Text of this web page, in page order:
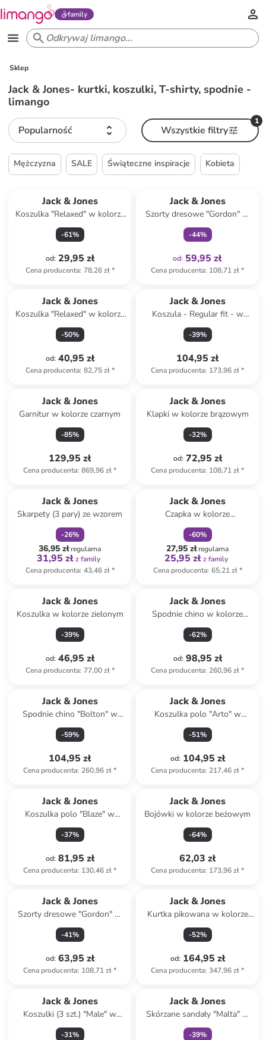
family
Sklep
Jack & Jones- kurtki, koszulki, T-shirty, spodnie -
limango
Popularność
1
Wszystkie filtry
Mężczyzna SALE Świąteczne inspiracje Kobieta
Jack & Jones
Koszulka "Relaxed" w kolorze
niebieskim
-61%
od: 29,95 zł
Cena producenta: 78,26 zł*
Jack & Jones
Szorty dresowe "Gordon" w
kolorze błękitnym
-44%
od: 59,95 zł
Cena producenta: 108,71 zł*
Jack & Jones
Koszulka "Relaxed" w kolorze
granatowym
-50%
od: 40,95 zł
Cena producenta: 82,75 zł*
Jack & Jones
Koszula - Regular fit - w
kolorze błękitnym
-39%
104,95 zł
Cena producenta: 173,96 zł*
Jack & Jones
Garnitur w kolorze czarnym
-85%
129,95 zł
Cena producenta: 869,96 zł*
Jack & Jones
Klapki w kolorze brązowym
-32%
od: 72,95 zł
Cena producenta: 108,71 zł*
Jack & Jones
Skarpety (3 pary) ze wzorem
-26%
36,95 złregularna
31,95 zł z family
Cena producenta: 43,46 zł*
Jack & Jones
Czapka w kolorze
granatowym
-60%
27,95 złregularna
25,95 zł z family
Cena producenta: 65,21 zł*
Jack & Jones
Koszulka w kolorze zielonym
-39%
od: 46,95 zł
Cena producenta: 77,00 zł*
Jack & Jones
Spodnie chino w kolorze
beżowym
-62%
od: 98,95 zł
Cena producenta: 260,96 zł*
Jack & Jones
Spodnie chino "Bolton" w
kolorze oliwkowym
-59%
104,95 zł
Cena producenta: 260,96 zł*
Jack & Jones
Koszulka polo "Arto" w
kolorze beżowym
-51%
od: 104,95 zł
Cena producenta: 217,46 zł*
Jack & Jones
Koszulka polo "Blaze" w
kolorze granatowym
-37%
od: 81,95 zł
Cena producenta: 130,46 zł*
Jack & Jones
Bojówki w kolorze beżowym
-64%
62,03 zł
Cena producenta: 173,96 zł*
Jack & Jones
Szorty dresowe "Gordon" w
kolorze czarnym
-41%
od: 63,95 zł
Cena producenta: 108,71 zł*
Jack & Jones
Kurtka pikowana w kolorze
szarym
-52%
od: 164,95 zł
Cena producenta: 347,96 zł*
Jack & Jones
Koszulki (3 szt.) "Male" w
różnych kolorach
-31%
Jack & Jones
Skórzane sandały "Malta" w
kolorze jasnobrązowym
-39%